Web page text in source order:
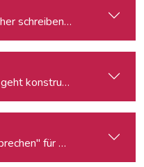
schreiben für
konstruktiver
für Podcast,